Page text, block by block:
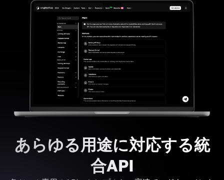
あらゆる用途に対応する統
合API